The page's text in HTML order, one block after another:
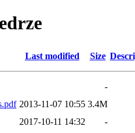
Last modified Size
-
2013-11-07 10:55 3.4M
2017-10-11 14:32
-